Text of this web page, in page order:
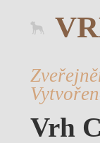
Vrh